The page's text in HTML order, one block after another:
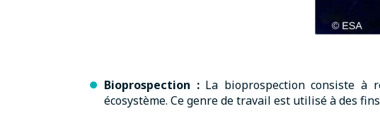
Bioprospection :La bioprospection consiste à
écosystème. Ce genre de travail est utilisé à des